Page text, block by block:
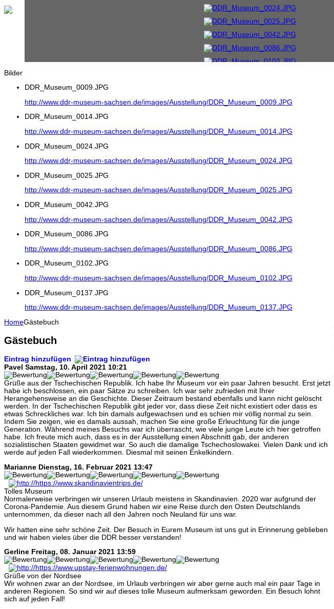
Bilder
DDR_Museum_0009.JPG
http://www.ddr-museum-sachsen.de/images/Ausstellung/DDR_Museum_0009.JPG
DDR_Museum_0014.JPG
http://www.ddr-museum-sachsen.de/images/Ausstellung/DDR_Museum_0014.JPG
DDR_Museum_0024.JPG
http://www.ddr-museum-sachsen.de/images/Ausstellung/DDR_Museum_0024.JPG
DDR_Museum_0025.JPG
http://www.ddr-museum-sachsen.de/images/Ausstellung/DDR_Museum_0025.JPG
DDR_Museum_0042.JPG
http://www.ddr-museum-sachsen.de/images/Ausstellung/DDR_Museum_0042.JPG
DDR_Museum_0086.JPG
http://www.ddr-museum-sachsen.de/images/Ausstellung/DDR_Museum_0086.JPG
DDR_Museum_0102.JPG
http://www.ddr-museum-sachsen.de/images/Ausstellung/DDR_Museum_0102.JPG
DDR_Museum_0137.JPG
http://www.ddr-museum-sachsen.de/images/Ausstellung/DDR_Museum_0137.JPG
HomeGästebuch
Gästebuch
Eintrag hinzufügen
Pavel Samstag, 10. April 2021 10:21
Grüße aus der Tschechischen Republik. Ich habe Ihr Museum vor ein paar Jahren besucht. Erst jetzt
habe ich beschlossen, ein paar Sätze zu schreiben. Ich war sehr zufrieden mit Ihrer
Herangehensweise an die Geschichte. Dieser Zeitraum bestand ebenfalls und kann nicht gelöscht
werden. In der Tschechischen Republik gibt jeder vor, dass diese Zeit nicht existiert oder dass es
etwas Schreckliches war. Ich bin damals aufgewachsen und es schien mir völlig normal zu sein.
Indem Sie zeigen, wie es damals aussah, machen Sie eine große Erleuchtung für die junge
Generation. Während meines Besuchs war ich überrascht, wie viele junge Leute ich hier getroffen
habe. Ich freute mich auch, dass es in der Ausstellung einen Abschnitt gab, der anderen
sozialistischen Staaten gewidmet war. So auch die damalige Tschechoslowakei. Vielen Dank und ich
werde auf jeden Fall wiederkommen. Diesmal mit seinen Enkelkindern.
Marianne Dienstag, 16. Februar 2021 13:47
Tolles Museum
Normalerweise verbringen wir unseren Urlaub meistens in Skandinavien. 2020 war aufgrund der
Corona-Pandemie. Aus diesem Grund haben wir eine Reise durch den Osten Deutschlands
unternommen, da dieser nach all den Jahren noch Neuland für uns war.
Wir hatten eine sehr schöne Zeit. Der Besuch in Eurem Museum ist uns gut in Erinnerung geblieben
und wir haben vieles über die DDR besser verstanden!
Gerline Freitag, 08. Januar 2021 13:59
Grüße von der Nordsee
Wir wohnen zwar an der Nordsee, im Urlaub verbringen wir aber gerne auch mal ein paar Tage in
anderen Regionen. So sind wir auf dieses tolle Museum aufmerksam geworden. Ein Besuch lohnt
sich auf jeden Fall!